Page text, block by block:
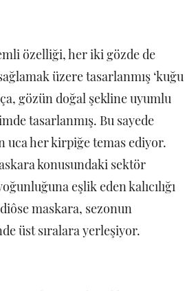
özelliği, her iki gözde de
üzere tasarlanmış ‘kuğu
gözün doğal şekline uyumlu
tasarlanmış. Bu sayede
uca her kirpiğe temas ediyor.
konusundaki sektör
eşlik eden kalıcılığı
maskara, sezonun
üst sıralara yerleşiyor.